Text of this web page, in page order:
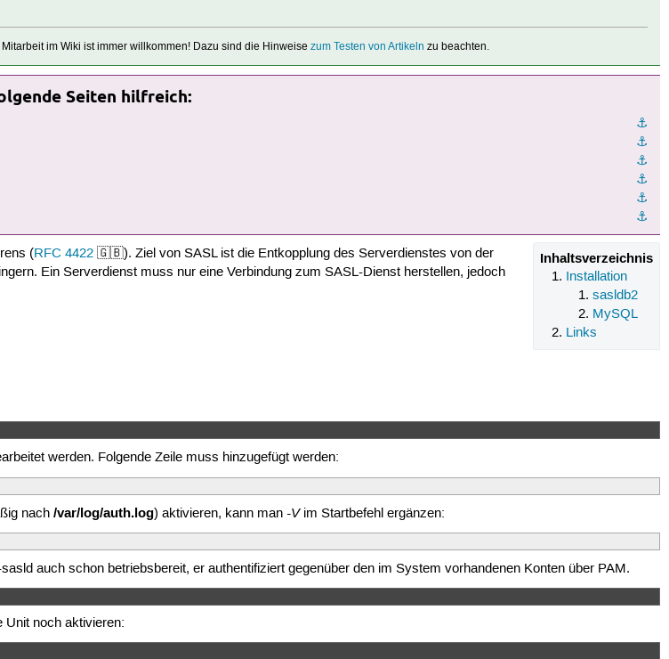
im Wiki ist immer willkommen! Dazu sind die Hinweisezum Testen von Artikeln zu beachten.
Seiten hilfreich:
⚓︎
⚓︎
⚓︎
⚓︎
⚓︎
⚓︎
Inhaltsverzeichnis
Installation
sasldb2
MySQL
Links
(RFC 4422 🇬🇧). Ziel von SASL ist die Entkopplung des Serverdienstes von der
Ein Serverdienst muss nur eine Verbindung zum SASL-Dienst herstellen, jedoch
werden. Folgende Zeile muss hinzugefügt werden:
nach/var/log/auth.log) aktivieren, kann man-Vim Startbefehl ergänzen:
auch schon betriebsbereit, er authentifiziert gegenüber den im System vorhandenen Konten über PAM.
noch aktivieren: